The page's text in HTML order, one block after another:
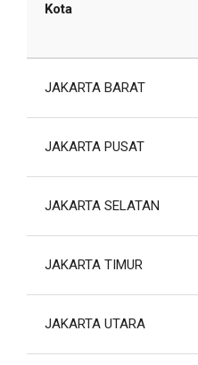
Kota
JAKARTA BARAT
JAKARTA PUSAT
JAKARTA SELATAN
JAKARTA TIMUR
JAKARTA UTARA